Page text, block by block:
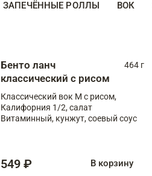
ЗАПЕЧЁННЫЕ РОЛЛЫ ВОК
Бенто ланч
классический с рисом
464 г
Классический вок М с рисом,
Калифорния 1/2, салат
Витаминный, кунжут, соевый соус
549 ₽ В корзину